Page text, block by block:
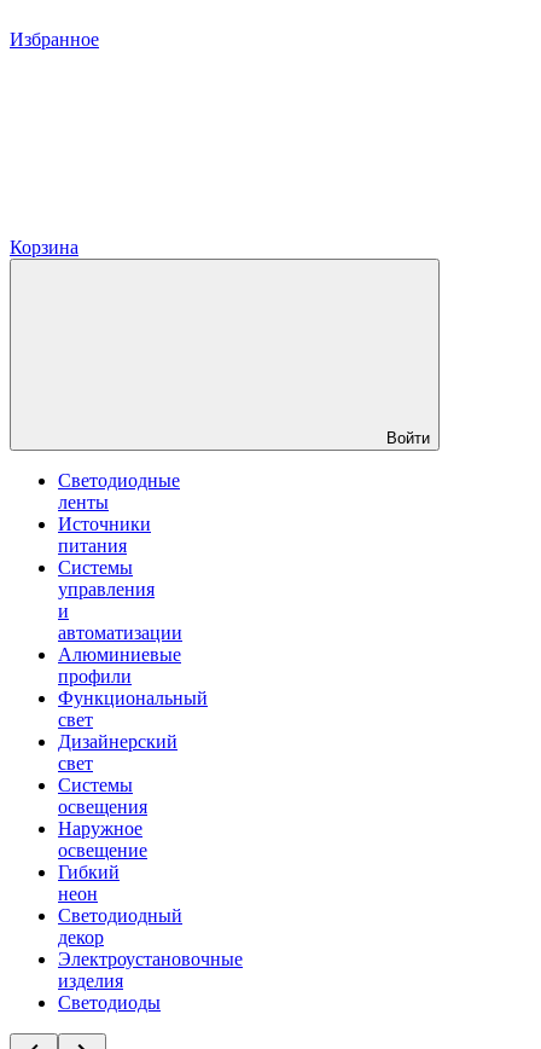
Избранное
Корзина
Войти
Светодиодные
ленты
Источники
питания
Системы
управления
и
автоматизации
Алюминиевые
профили
Функциональный
свет
Дизайнерский
свет
Системы
освещения
Наружное
освещение
Гибкий
неон
Светодиодный
декор
Электроустановочные
изделия
Светодиоды